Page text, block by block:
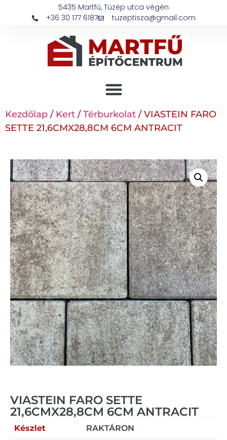
5435 Martfű, Tüzép utca végén
+36 30 177 6187
tuzeptisza@gmail.com
Kezdőlap / Kert /Térburkolat / VIASTEIN FARO
SETTE 21,6CMX28,8CM 6CM ANTRACIT
VIASTEIN FARO SETTE
21,6CMX28,8CM 6CM ANTRACIT
Készlet RAKTÁRON